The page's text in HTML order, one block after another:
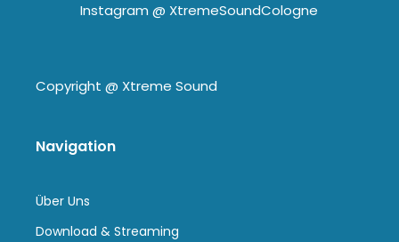
Instagram @ XtremeSoundCologne
Copyright @ Xtreme Sound
Navigation
Über Uns
Download & Streaming